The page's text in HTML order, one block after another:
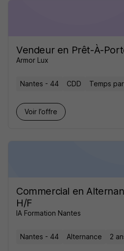
Vendeur en Prêt-À-
Armor Lux
Nantes - 44 CDD Temps
Voir l’offre
Commercial en
H/F
IA Formation Nantes
Nantes - 44 Alternance 2